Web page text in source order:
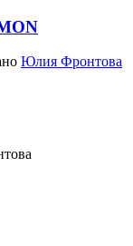
Юлия Фронтова